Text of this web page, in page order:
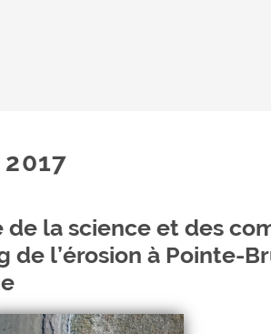
2017
de la science et des
de l’érosion à Pointe-